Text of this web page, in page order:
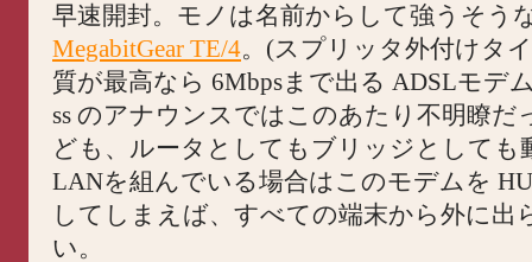
早速開封。モノは名前からして強うそう
MegabitGear TE/4。(スプリッタ外付けタ
質が最高なら 6Mbpsまで出る ADSLモデ
ss のアナウンスではこのあたり不明瞭だ
ども、ルータとしてもブリッジとしても
LANを組んでいる場合はこのモデムを
してしまえば、すべての端末から外に出
い。